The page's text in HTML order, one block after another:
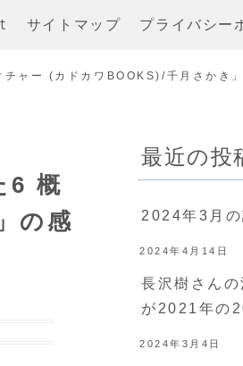
サイトマップ プライバシー
チャー (カドカワBOOKS)/千月さかき
6 概
の感
最近の投
2024年3月
2024年4月14日
長沢樹さん
が2021年の
2024年3月4日